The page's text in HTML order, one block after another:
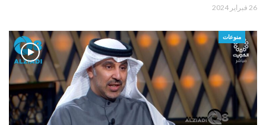
26 فبراير 2024
منوعات